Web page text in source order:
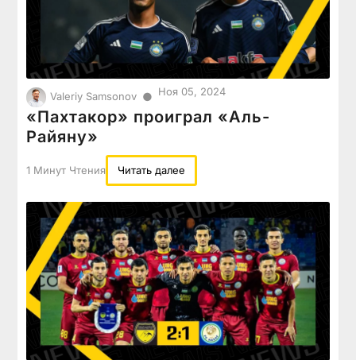
Valeriy Samsonov ● Ноя 05, 2024
«Пахтакор» проиграл «Аль-
Райяну»
1 Минут Чтения Читать далее